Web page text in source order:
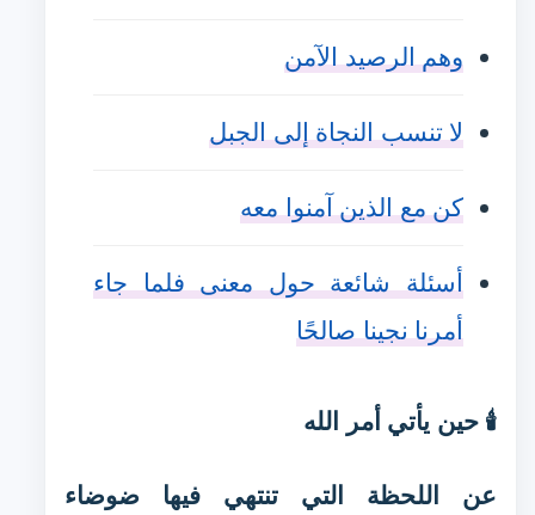
وهم الرصيد الآمن
لا تنسب النجاة إلى الجبل
كن مع الذين آمنوا معه
أسئلة شائعة حول معنى فلما جاء
أمرنا نجينا صالحًا
🕯️ حين يأتي أمر الله
عن اللحظة التي تنتهي فيها ضوضاء